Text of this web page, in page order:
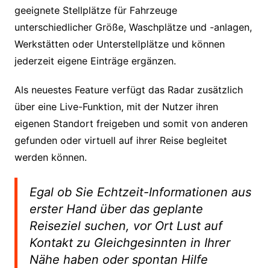
geeignete Stellplätze für Fahrzeuge
unterschiedlicher Größe, Waschplätze und -anlagen,
Werkstätten oder Unterstellplätze und können
jederzeit eigene Einträge ergänzen.
Als neuestes Feature verfügt das Radar zusätzlich
über eine Live-Funktion, mit der Nutzer ihren
eigenen Standort freigeben und somit von anderen
gefunden oder virtuell auf ihrer Reise begleitet
werden können.
Egal ob Sie Echtzeit-Informationen aus
erster Hand über das geplante
Reiseziel suchen, vor Ort Lust auf
Kontakt zu Gleichgesinnten in Ihrer
Nähe haben oder spontan Hilfe